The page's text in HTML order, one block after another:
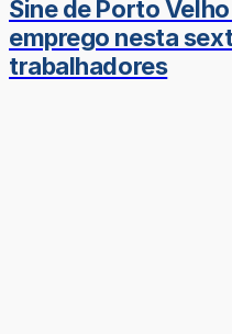
Sine de Porto
emprego nesta
trabalhadores